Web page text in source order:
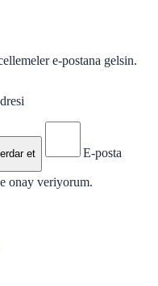
e-postana gelsin.
et E-posta
onay veriyorum.